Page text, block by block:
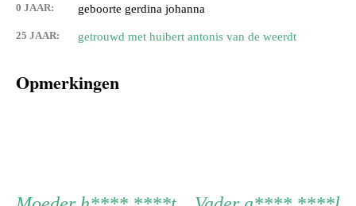
0 JAAR: geboorte gerdina johanna
25 JAAR: getrouwd met huibert antonis van de weerdt
Opmerkingen